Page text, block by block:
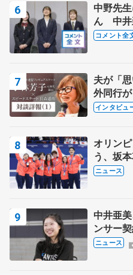
中野先
ん 中井
ャンプ
コメント全
夫が「
外同行
クでは
インタビュ
オリン
う、坂
8月7日
ニュース
中井亜
ンサー
ト
ニュース